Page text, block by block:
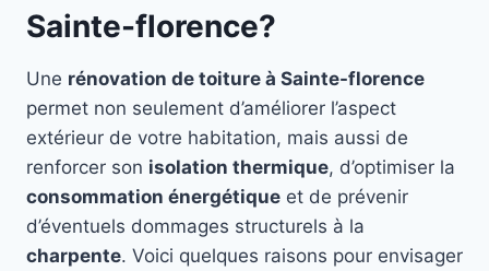
Sainte-florence?
Une rénovation de toiture à Sainte-florence
permet non seulement d’améliorer l’aspect
extérieur de votre habitation, mais aussi de
renforcer son isolation thermique, d’optimiser la
consommation énergétique et de prévenir
d’éventuels dommages structurels à la
charpente. Voici quelques raisons pour envisager